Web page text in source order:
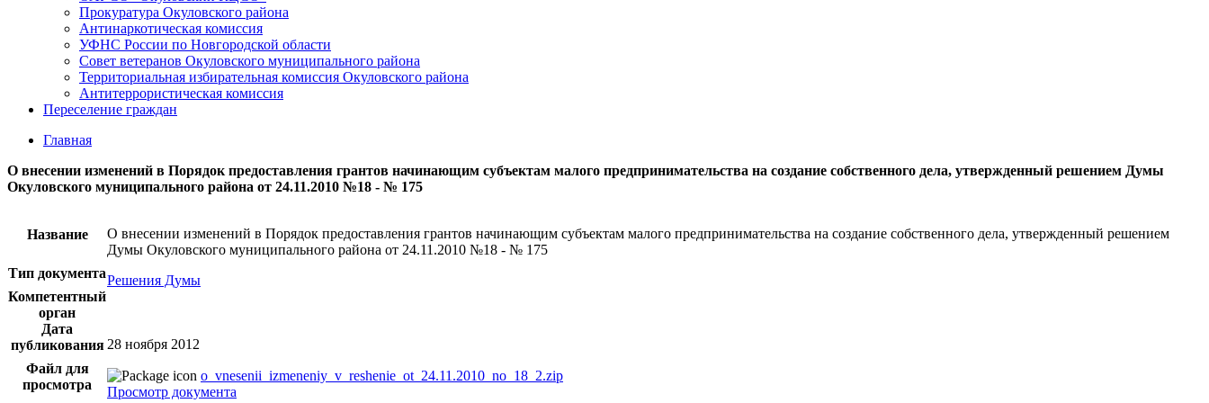
Прокуратура Окуловского района
Антинаркотическая комиссия
УФНС России по Новгородской области
Совет ветеранов Окуловского муниципального района
Территориальная избирательная комиссия Окуловского района
Антитеррористическая комиссия
Переселение граждан
Главная
О внесении изменений в Порядок предоставления грантов начинающим субъектам малого предпринимательства на создание собственного дела, утвержденный решением Думы
Окуловского муниципального района от 24.11.2010 №18 - № 175
Название
О внесении изменений в Порядок предоставления грантов начинающим субъектам малого предпринимательства на создание собственного дела, утвержденный решением
Думы Окуловского муниципального района от 24.11.2010 №18 - № 175
Тип документаРешения Думы
Компетентный
орган
Дата
публикования 28 ноября 2012
Файл для
просмотра
o_vnesenii_izmeneniy_v_reshenie_ot_24.11.2010_no_18_2.zip
Просмотр документа